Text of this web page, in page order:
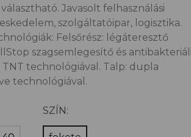
Javasolt felhasználási
szolgáltatóipar, logisztika.
Felsőrész: légáteresztő
szagsemlegesítő és
technológiával. Talp: dupla
technológiával.
SZÍN: